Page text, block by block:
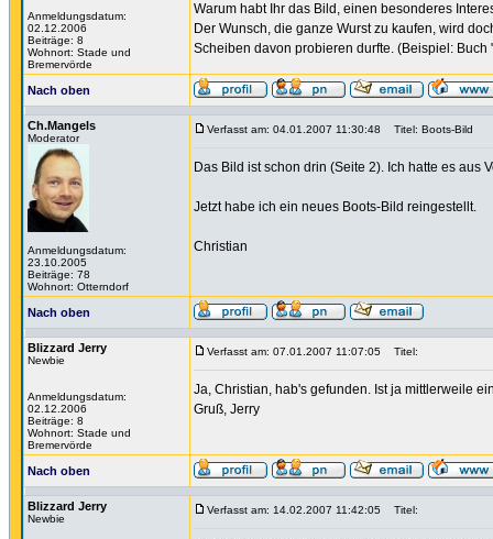
Anmeldungsdatum:
02.12.2006
Beiträge: 8
Wohnort: Stade und
Bremervörde
Warum habt Ihr das Bild, einen besonderes
Der Wunsch, die ganze Wurst zu kaufen, wird
Scheiben davon probieren durfte. (Beispiel:
Nach oben
Ch.Mangels
Moderator
Anmeldungsdatum:
23.10.2005
Beiträge: 78
Wohnort: Otterndorf
Verfasst am: 04.01.2007 11:30:48 Titel: Boots-Bild
Das Bild ist schon drin (Seite 2). Ich hatte es
Jetzt habe ich ein neues Boots-Bild reingestellt.
Christian
Nach oben
Blizzard Jerry
Newbie
Anmeldungsdatum:
02.12.2006
Beiträge: 8
Wohnort: Stade und
Bremervörde
Verfasst am: 07.01.2007 11:07:05 Titel:
Ja, Christian, hab's gefunden. Ist ja mittlerweile
Gruß, Jerry
Nach oben
Blizzard Jerry
Newbie
Verfasst am: 14.02.2007 11:42:05 Titel: